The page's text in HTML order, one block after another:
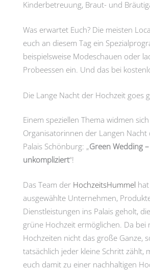
Kinderbetreuung, Braut- und
Was erwartet Euch? Die meisten
euch an diesem Tag ein
beispielsweise Modeschauen oder
Probeessen ein. Und das bei
Die Lange Nacht der Hochzeit goes
Einem speziellen Thema widmen
Organisatorinnen der Langen Nacht
Palais Schönburg: „Green Wedding
unkompliziert“!
Das Team der HochzeitsHummel hat
ausgewählte Unternehmen,
Dienstleistungen ins Palais geholt,
grüne Hochzeit ermöglichen. Da bei
Hochzeiten nicht das große Ganze,
tatsächlich jeder kleine Schritt zählt,
euch damitzu einer nachhaltigen